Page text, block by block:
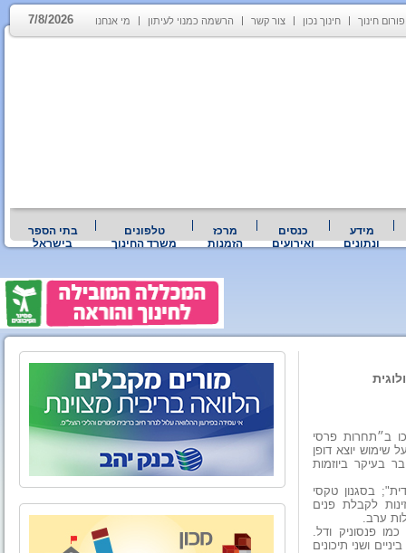
פורום חינוך חינוך נכון צור קשר הרשמה כמנוי לעיתון מי אנחנו 7/8/2026
מידע
ונתונים
כנסים
ואירועים
מרכז
הזמנות
טלפונים
משרד החינוך
בתי הספר
בישראל
ב״תחרות פרסי
שימוש יוצא דופן
בעיקר ביוזמות
בסגנון טקסי
לקבלת פנים
ערב.
פנסוניק ודל.
ושני תיכונים